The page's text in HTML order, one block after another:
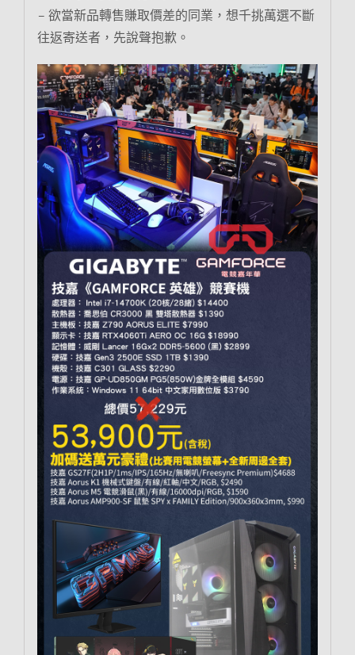
– 欲當新品轉售賺取價差的同業，想千挑萬選不斷
往返寄送者，先說聲抱歉。